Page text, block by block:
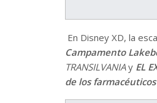
En Disney XD, la
Campamento
TRANSILVANIA y EL
de los